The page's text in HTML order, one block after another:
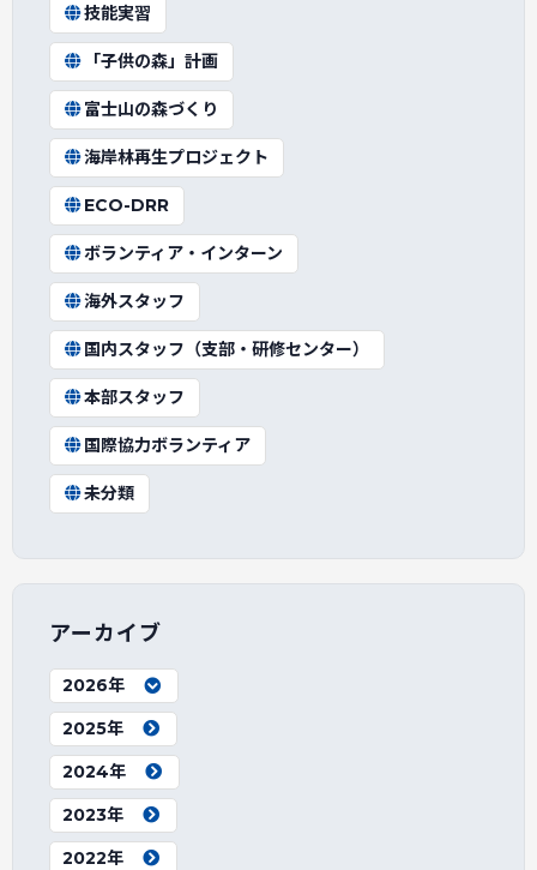
技能実習
「子供の森」計画
富士山の森づくり
海岸林再生プロジェクト
ECO-DRR
ボランティア・インターン
海外スタッフ
国内スタッフ（支部・研修センター）
本部スタッフ
国際協力ボランティア
未分類
アーカイブ
2026年
2025年
2024年
2023年
2022年